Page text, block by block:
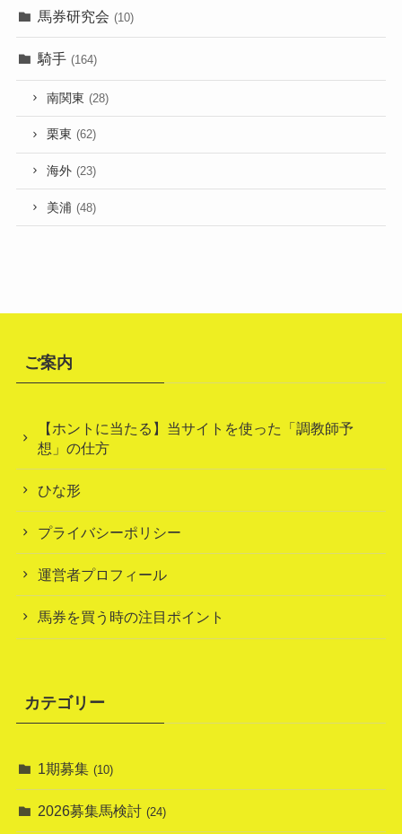
馬券研究会 (10)
騎手 (164)
南関東 (28)
栗東 (62)
海外 (23)
美浦 (48)
ご案内
【ホントに当たる】当サイトを使った「調教師予
想」の仕方
ひな形
プライバシーポリシー
運営者プロフィール
馬券を買う時の注目ポイント
カテゴリー
1期募集 (10)
2026募集馬検討 (24)